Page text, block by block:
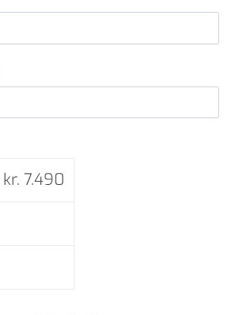
kr. 7.490